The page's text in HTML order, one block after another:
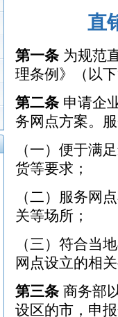
直
第一条 为规范
理条例》（以
第二条 申请企
务网点方案。
（一）便于满
货等要求；
（二）服务网
关等场所；
（三）符合当
网点设立的相
第三条 商务部
设区的市，申